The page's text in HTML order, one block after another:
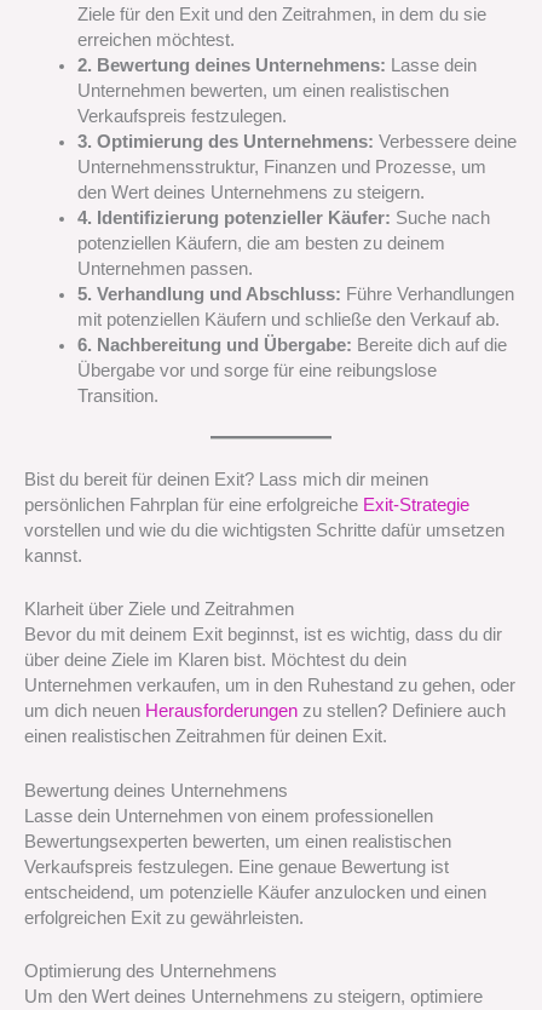
Ziele für den Exit und den Zeitrahmen, in dem du sie
erreichen möchtest.
2. Bewertung deines Unternehmens: Lasse dein
Unternehmen bewerten, um einen realistischen
Verkaufspreis festzulegen.
3. Optimierung des Unternehmens: Verbessere deine
Unternehmensstruktur, Finanzen und Prozesse, um
den Wert deines Unternehmens zu steigern.
4. Identifizierung potenzieller Käufer: Suche nach
potenziellen Käufern, die am besten zu deinem
Unternehmen passen.
5. Verhandlung und Abschluss: Führe Verhandlungen
mit potenziellen Käufern und schließe den Verkauf ab.
6. Nachbereitung und Übergabe: Bereite dich auf die
Übergabe vor und sorge für eine reibungslose
Transition.
Bist du bereit für deinen Exit? Lass mich dir meinen
persönlichen Fahrplan für eine erfolgreiche Exit-Strategie
vorstellen und wie du die wichtigsten Schritte dafür umsetzen
kannst.
Klarheit über Ziele und Zeitrahmen
Bevor du mit deinem Exit beginnst, ist es wichtig, dass du dir
über deine Ziele im Klaren bist. Möchtest du dein
Unternehmen verkaufen, um in den Ruhestand zu gehen, oder
um dich neuen Herausforderungen zu stellen? Definiere auch
einen realistischen Zeitrahmen für deinen Exit.
Bewertung deines Unternehmens
Lasse dein Unternehmen von einem professionellen
Bewertungsexperten bewerten, um einen realistischen
Verkaufspreis festzulegen. Eine genaue Bewertung ist
entscheidend, um potenzielle Käufer anzulocken und einen
erfolgreichen Exit zu gewährleisten.
Optimierung des Unternehmens
Um den Wert deines Unternehmens zu steigern, optimiere